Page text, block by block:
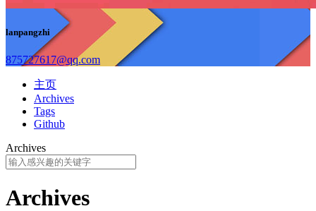
lanpangzhi
875727617@qq.com
主页
Archives
Tags
Github
Archives
Archives